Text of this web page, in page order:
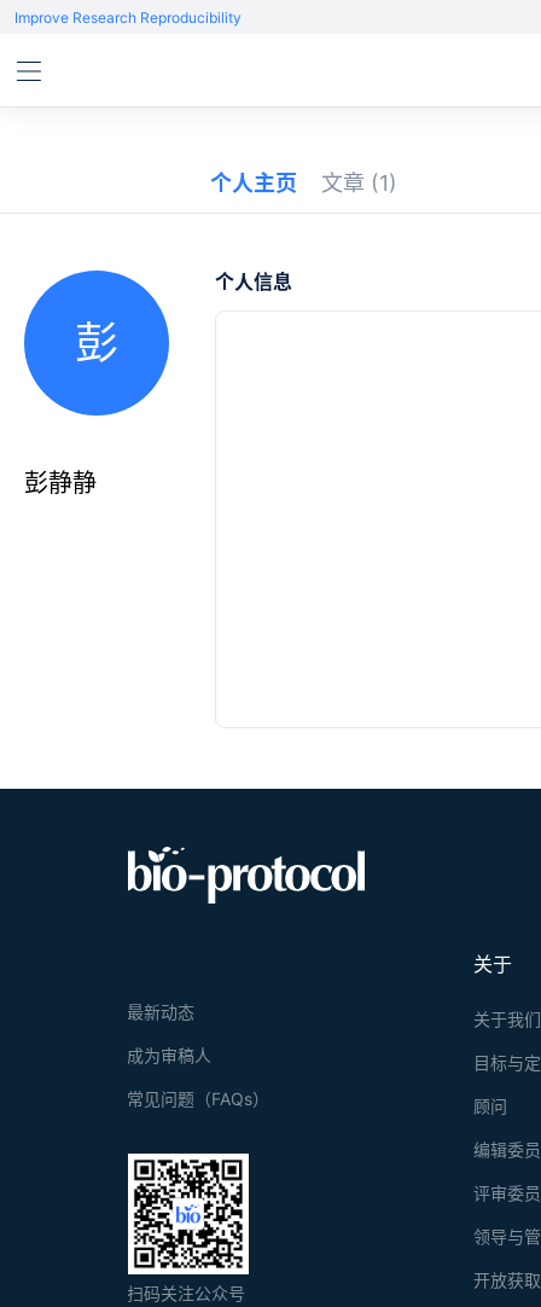
Improve Research Reproducibility
个人主页 文章 (1)
彭
彭静静
个人信息
关于
关于我们
目标与
顾问
编辑委
评审委
领导与
开放获
最新动态
成为审稿人
常见问题（FAQs）
扫码关注公众号